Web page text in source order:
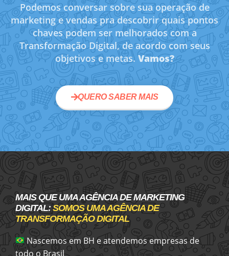
Podemos conversar sobre sua operação de
marketing e vendas pra descobrir quais pontos
chaves podem ser melhorados com a
Transformação Digital, de acordo com seus
objetivos e metas.Vamos?
QUERO SABER MAIS
MAIS QUE UMA AGÊNCIA DE MARKETING
DIGITAL:SOMOS UMA AGÊNCIA DE
TRANSFORMAÇÃO DIGITAL
Nascemos em BH e atendemos empresas de
todo o Brasil